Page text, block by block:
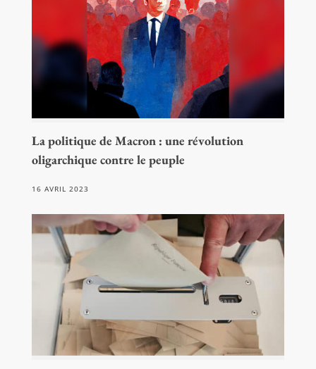
La politique de Macron : une révolution
oligarchique contre le peuple
16 AVRIL 2023